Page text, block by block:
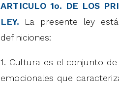
ARTICULO 1o. DE LOS
LEY. La presente ley
definiciones:
1. Cultura es el conjunto
emocionales que